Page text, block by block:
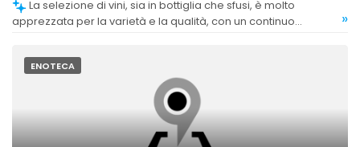
apprezzata per la varietà e la qualità, con un continuo
»
ENOTECA